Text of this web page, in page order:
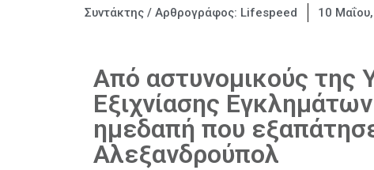
Συντάκτης / Αρθρογράφος: Lifespeed 10
Από αστυνομικούς της
Εξιχνίασης
ημεδαπή που
Αλεξανδρούπολ